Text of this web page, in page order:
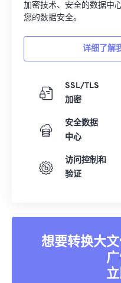
加密技术、安全的数据中
您的数据安全。
详细了解
SSL/TLS
加密
安全数据
中心
访问控制和
验证
想要转换大
广